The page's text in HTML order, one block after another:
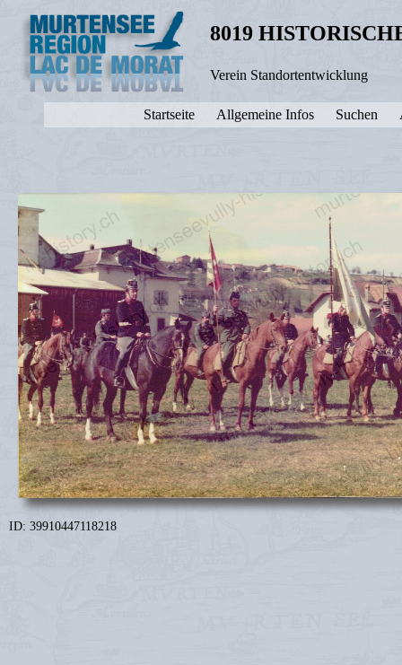
8019
Verein Standortentwicklung
Startseite Allgemeine Infos Suchen
ID: 39910447118218